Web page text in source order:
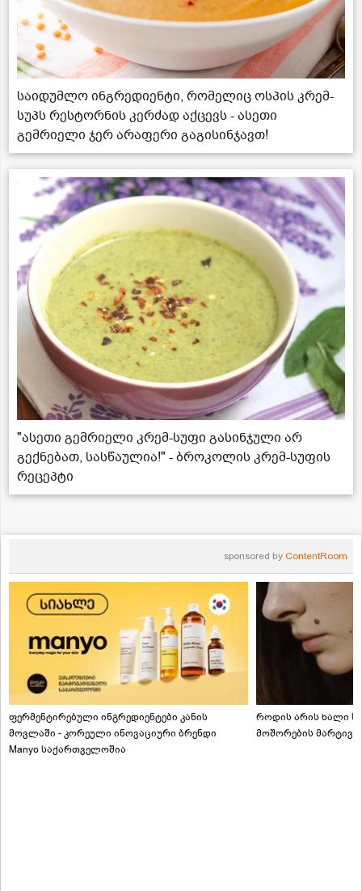
საიდუმლო ინგრედიენტი, რომელიც ოსპის კრემ-
სუპს რესტორნის კერძად აქცევს - ასეთი
გემრიელი ჯერ არაფერი გაგისინჯავთ!
"ასეთი გემრიელი კრემ-სუფი გასინჯული არ
გექნებათ, სასწაულია!" - ბროკოლის კრემ-სუფის
რეცეპტი
sponsored by ContentRoom
ფერმენტირებული ინგრედიენტები კანის
მოვლაში - კორეული ინოვაციური ბრენდი
Manyo საქართველოშია
როდის არის ხალი
მოშორების